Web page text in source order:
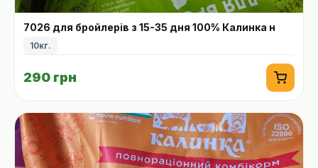
7026 для бройлерів з 15-35 дня 100% Калинка н
10кг.
290 грн